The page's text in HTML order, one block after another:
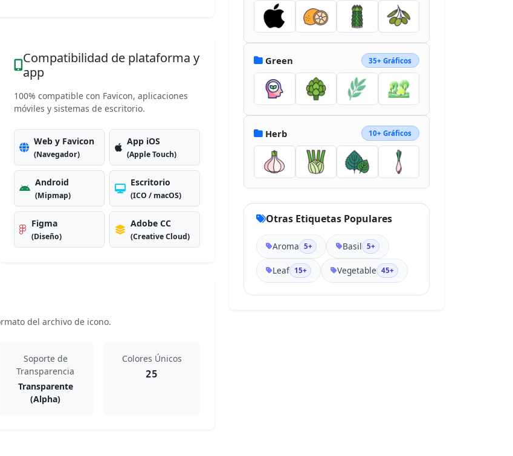
Compatibilidad de plataforma y
app
100% compatible con Favicon, aplicaciones
móviles y sistemas de escritorio.
Web y Favicon
(Navegador)
App iOS
(Apple Touch)
Android
(Mipmap)
Escritorio
(ICO / macOS)
Figma
(Diseño)
Adobe CC
(Creative Cloud)
del archivo de icono.
Soporte de
Transparencia
Transparente
(Alpha)
Colores Únicos
25
Green 35+ Gráficos
Herb 10+ Gráficos
Otras Etiquetas Populares
Aroma 5+ Basil 5+
Leaf 15+ Vegetable 45+